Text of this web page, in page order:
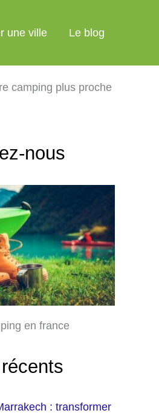
une ville Le blog
camping plus proche
nous
en france
: transformer